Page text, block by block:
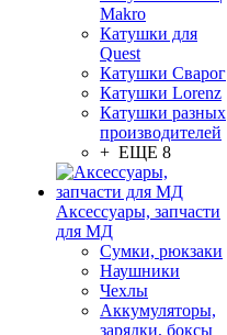
Makro
Катушки для
Quest
Катушки Сварог
Катушки Lorenz
Катушки разных
производителей
+ ЕЩЕ 8
Аксессуары, запчасти
для МД
Сумки, рюкзаки
Наушники
Чехлы
Аккумуляторы,
зарядки, боксы